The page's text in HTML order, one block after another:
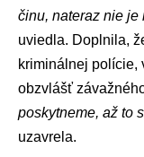
činu, nateraz nie
uviedla. Doplnila,
kriminálnej polície,
obzvlášť
poskytneme, až to
uzavrela.